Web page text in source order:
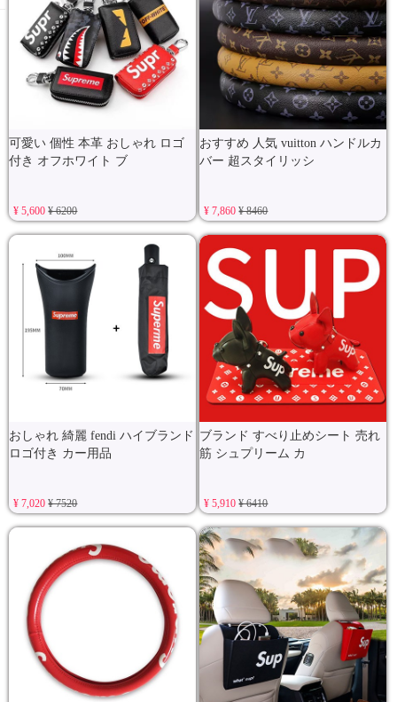
可愛い 個性 本革 おしゃれ ロゴ
付き オフホワイト ブ
¥ 5,600¥ 6200
おすすめ 人気 vuitton ハンドルカ
バー 超スタイリッシ
¥ 7,860¥ 8460
おしゃれ 綺麗 fendi ハイブランド
ロゴ付き カー用品
¥ 7,020¥ 7520
ブランド すべり止めシート 売れ
筋 シュプリーム カ
¥ 5,910¥ 6410